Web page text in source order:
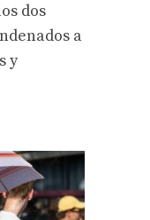
dos
a
y